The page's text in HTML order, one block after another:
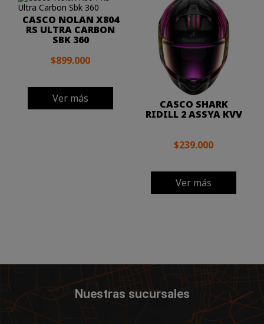
CASCO NOLAN X804
RS ULTRA CARBON
SBK 360
$899.000
Ver más CASCO SHARK
RIDILL 2 ASSYA KVV
$239.000
Ver más
Nuestras sucursales